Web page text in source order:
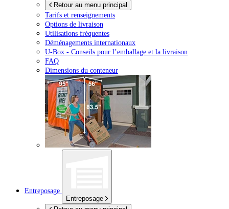
Retour au menu principal
Tarifs et renseignements
Options de livraison
Utilisations fréquentes
Déménagements internationaux
U-Box - Conseils pour l’emballage et la livraison
FAQ
Dimensions du conteneur
Entreposage
Entreposage